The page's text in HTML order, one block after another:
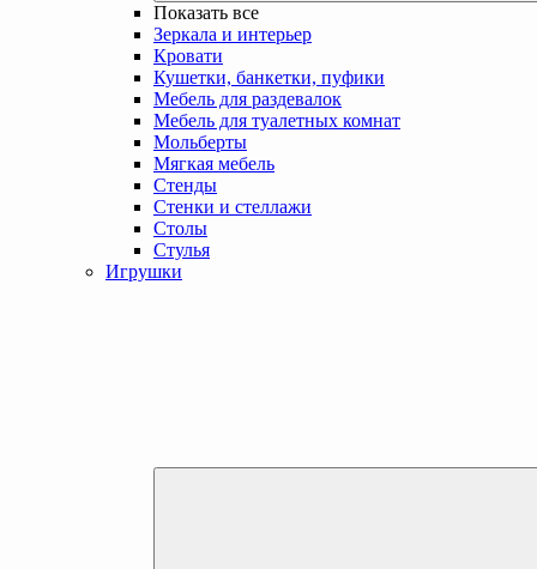
Показать все
Зеркала и интерьер
Кровати
Кушетки, банкетки, пуфики
Мебель для раздевалок
Мебель для туалетных комнат
Мольберты
Мягкая мебель
Стенды
Стенки и стеллажи
Столы
Стулья
Игрушки